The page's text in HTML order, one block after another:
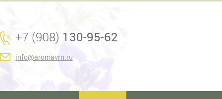
+7 (908) 130-95-62
info@aromavrn.ru